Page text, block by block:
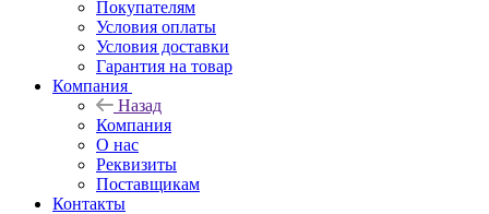
Покупателям
Условия оплаты
Условия доставки
Гарантия на товар
Компания
Назад
Компания
О нас
Реквизиты
Поставщикам
Контакты